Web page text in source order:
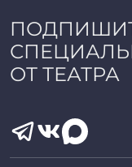
ОТ ТЕАТРА